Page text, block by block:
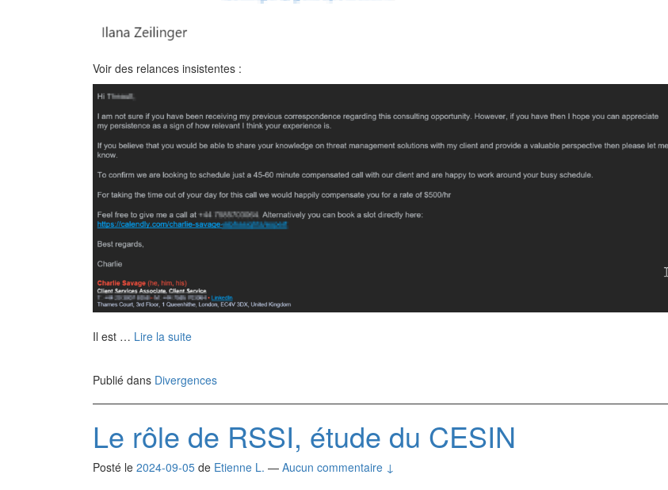
Voir des relances insistentes :
Il est … Lire la suite
Publié dans Divergences
Le rôle de RSSI, étude du CESIN
Posté le 2024-09-05 de Etienne L. — Aucun commentaire ↓